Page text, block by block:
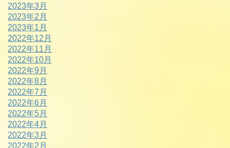
2023年3月
2023年2月
2023年1月
2022年12月
2022年11月
2022年10月
2022年9月
2022年8月
2022年7月
2022年6月
2022年5月
2022年4月
2022年3月
2022年2月